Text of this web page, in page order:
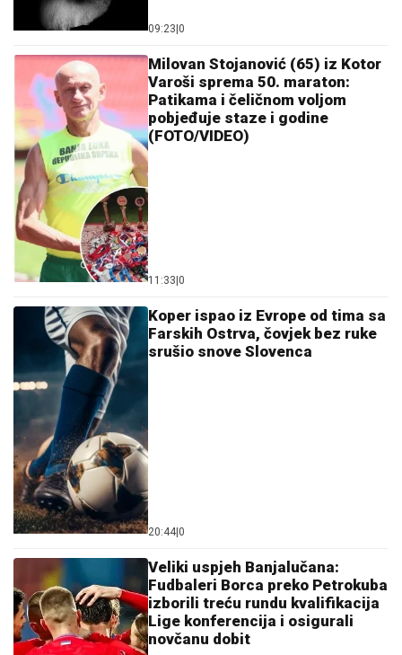
09:23 0
Milovan Stojanović (65) iz Kotor
Varoši sprema 50. maraton:
Patikama i čeličnom voljom
pobjeđuje staze i godine
(FOTO/VIDEO)
11:33 0
Koper ispao iz Evrope od tima sa
Farskih Ostrva, čovjek bez ruke
srušio snove Slovenca
20:44 0
Veliki uspjeh Banjalučana:
Fudbaleri Borca preko Petrokuba
izborili treću rundu kvalifikacija
Lige konferencija i osigurali
novčanu dobit